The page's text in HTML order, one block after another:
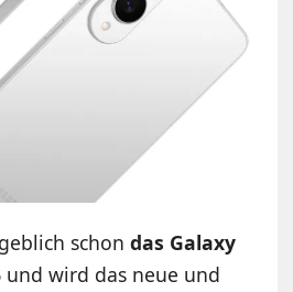
schondas Galaxy
und wird das neue und